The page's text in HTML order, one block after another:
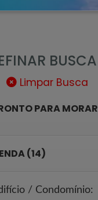
BUSCA
Limpar Busca
PARA MORAR
(14)
/ Condomínio: